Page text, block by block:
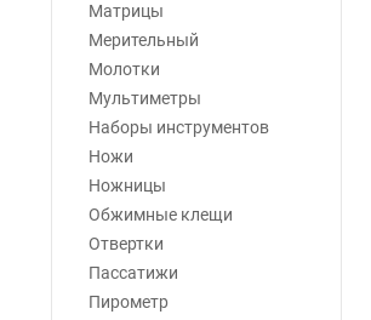
Матрицы
Мерительный
Молотки
Мультиметры
Наборы инструментов
Ножи
Ножницы
Обжимные клещи
Отвертки
Пассатижи
Пирометр